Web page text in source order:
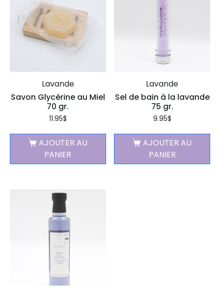
Lavande
Savon Glycérine au Miel
70 gr.
11.95$
AJOUTER AU
PANIER
Lavande
Sel de bain à la lavande
75 gr.
9.95$
AJOUTER AU
PANIER